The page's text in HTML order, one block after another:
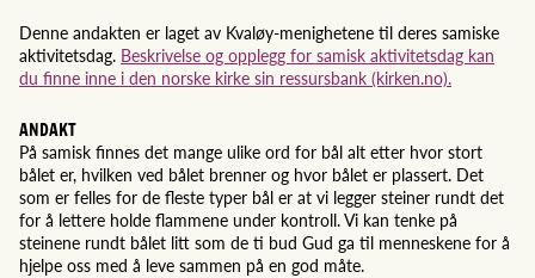
Denne andakten er laget av Kvaløy-menighetene til deres samiske
aktivitetsdag. Beskrivelse og opplegg for samisk aktivitetsdag kan
du finne inne i den norske kirke sin ressursbank (kirken.no).
ANDAKT
På samisk finnes det mange ulike ord for bål alt etter hvor stort
bålet er, hvilken ved bålet brenner og hvor bålet er plassert. Det
som er felles for de fleste typer bål er at vi legger steiner rundt det
for å lettere holde flammene under kontroll. Vi kan tenke på
steinene rundt bålet litt som de ti bud Gud ga til menneskene for å
hjelpe oss med å leve sammen på en god måte.